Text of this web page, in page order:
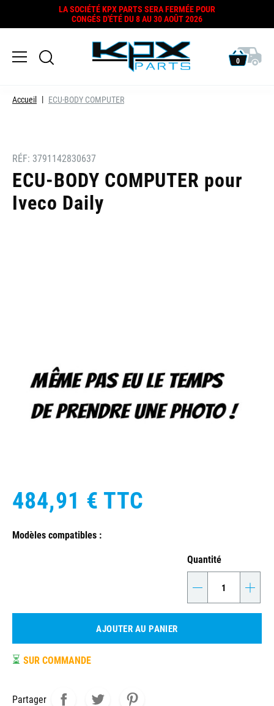
LA SOCIÉTÉ KPX PARTS SERA FERMÉE POUR
CONGÉS D'ÉTÉ DU 8 AU 30 AOÛT 2026
0
Accueil ECU-BODY COMPUTER
RÉF: 3791142830637
ECU-BODY COMPUTER pour
Iveco Daily
484,91 € TTC
Modèles compatibles :
Quantité
- +
AJOUTER AU PANIER
⏳ SUR COMMANDE
Partager